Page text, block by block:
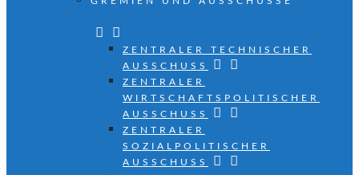
ZENTRALER TECHNISCHER
AUSSCHUSS
ZENTRALER
WIRTSCHAFTSPOLITISCHER
AUSSCHUSS
ZENTRALER
SOZIALPOLITISCHER
AUSSCHUSS